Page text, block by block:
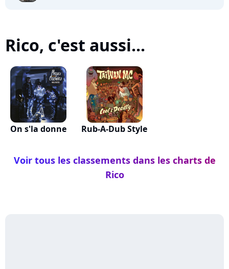
Rico, c'est aussi...
On s'la donne Rub-A-Dub Style
Voir tous les classements dans les charts de
Rico